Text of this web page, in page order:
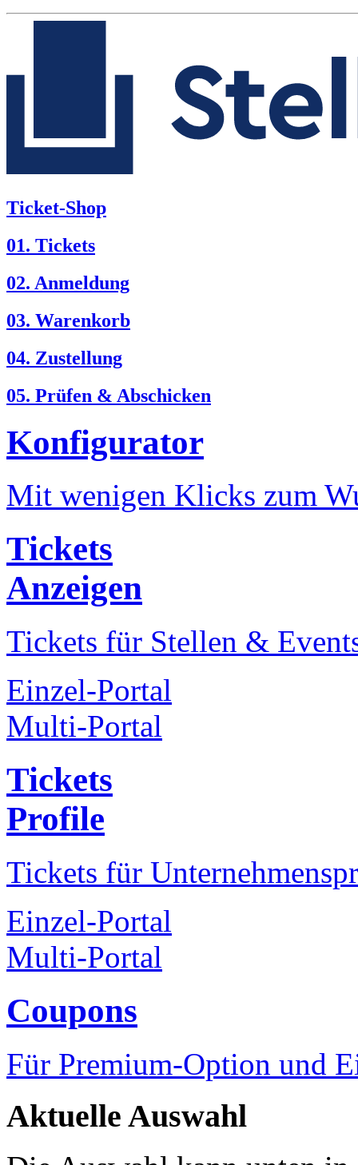
Ticket-Shop
01. Tickets
02. Anmeldung
03. Warenkorb
04. Zustellung
05. Prüfen & Abschicken
Konfigurator
Mit wenigen Klicks zum
Tickets
Anzeigen
Tickets für Stellen &
Einzel-Portal
Multi-Portal
Tickets
Profile
Tickets für
Einzel-Portal
Multi-Portal
Coupons
Für Premium-Option und
Aktuelle Auswahl